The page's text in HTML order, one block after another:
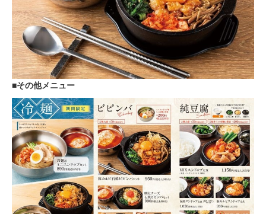
■その他メニュー